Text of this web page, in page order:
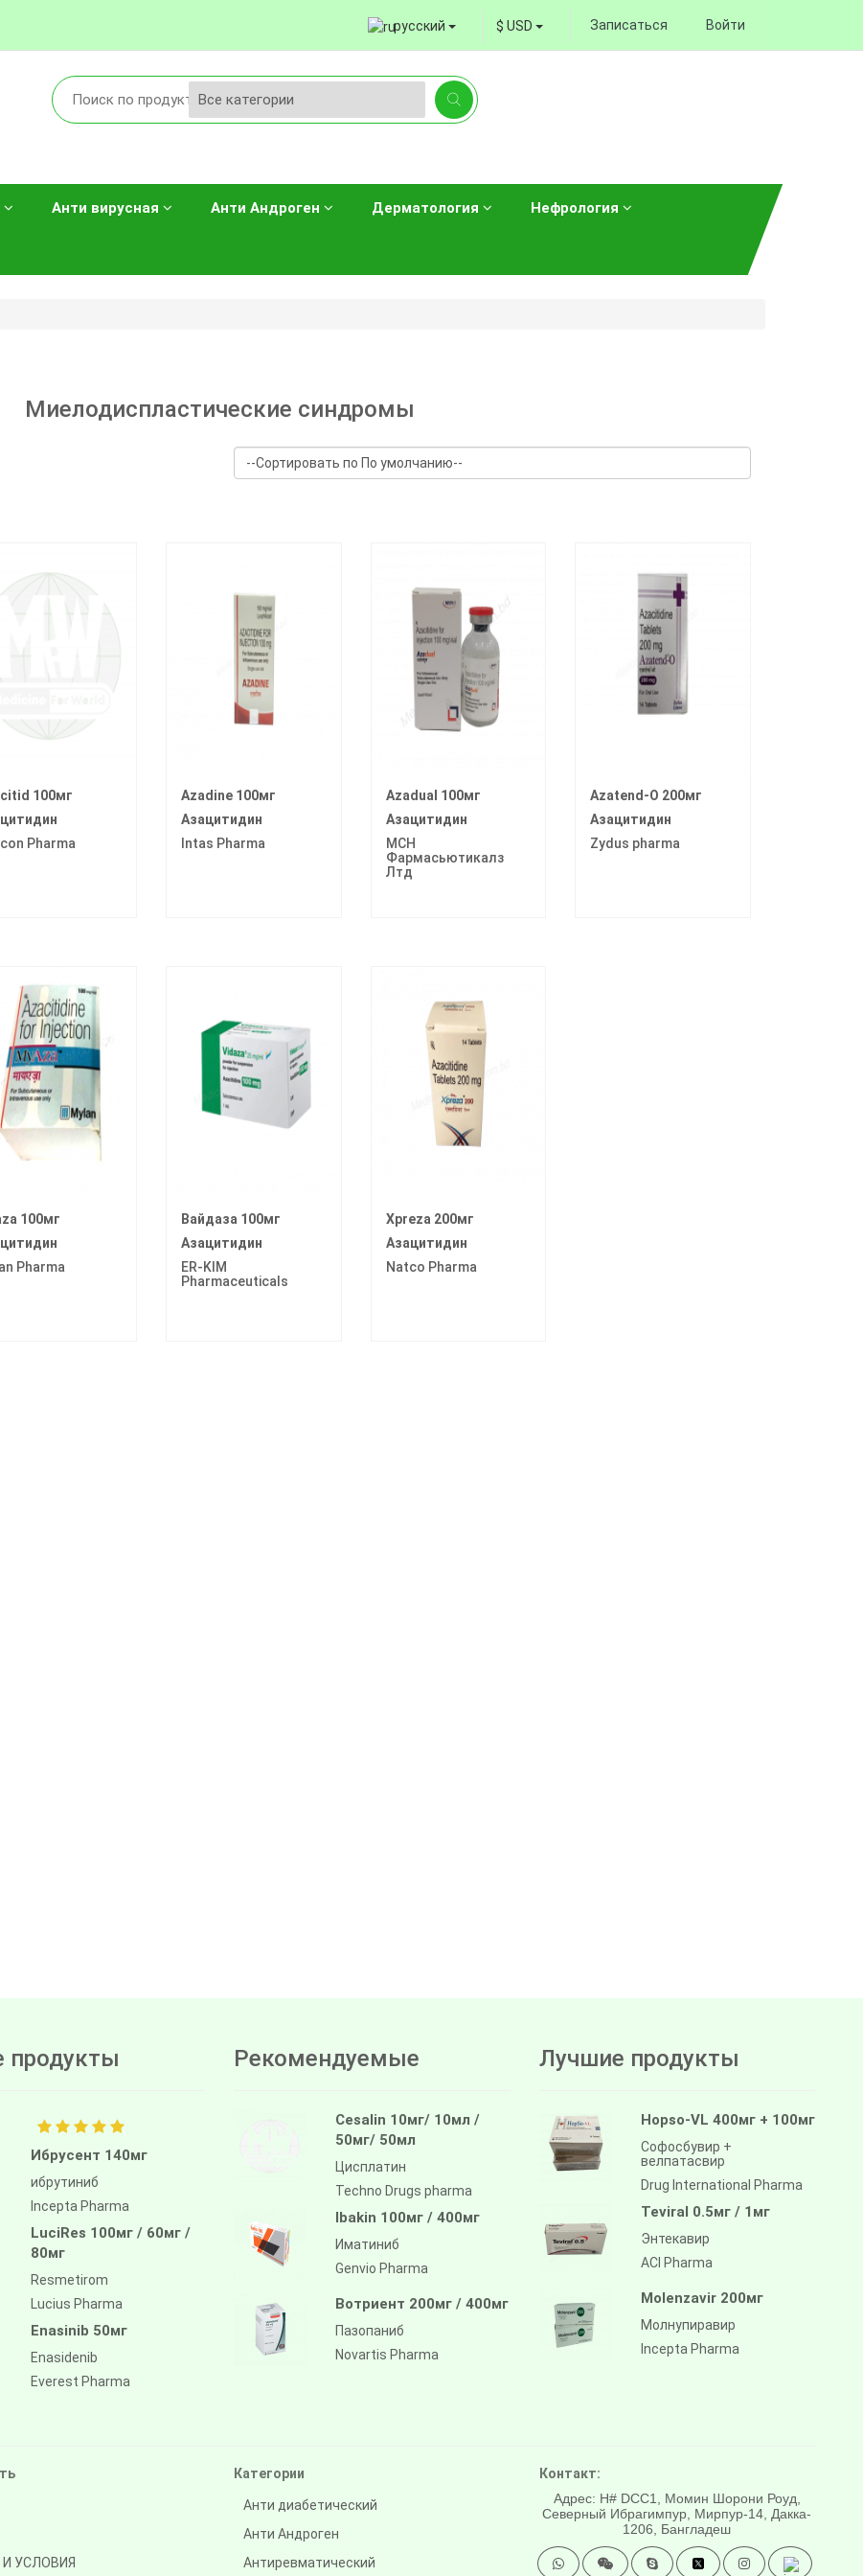
русский $ USD Записаться Войти
Анти вирусная Анти Андроген Дерматология Нефрология
Миелодиспластические синдромы
100мг
Pharma
Azadine 100мг
Азацитидин
Intas Pharma
Azadual 100мг
Азацитидин
МСН
Фармасьютикалз
Лтд
Azatend-O 200мг
Азацитидин
Zydus pharma
100мг
Pharma
Вайдаза 100мг
Азацитидин
ER-KIM
Pharmaceuticals
Xpreza 200мг
Азацитидин
Natco Pharma
продукты
Ибрусент 140мг
ибрутиниб
Incepta Pharma
LuciRes 100мг / 60мг /
80мг
Resmetirom
Lucius Pharma
Enasinib 50мг
Enasidenib
Everest Pharma
Рекомендуемые
Cesalin 10мг/ 10мл /
50мг/ 50мл
Цисплатин
Techno Drugs pharma
Ibakin 100мг / 400мг
Иматиниб
Genvio Pharma
Вотриент 200мг / 400мг
Пазопаниб
Novartis Pharma
Лучшие продукты
Hopso-VL 400мг + 100мг
Софосбувир +
велпатасвир
Drug International Pharma
Teviral 0.5мг / 1мг
Энтекавир
ACI Pharma
Molenzavir 200мг
Молнупиравир
Incepta Pharma
УСЛОВИЯ
Категории
Анти диабетический
Анти Андроген
Антиревматический
Контакт:
Адрес: H# DCC1, Момин Шорони Роуд,
Северный Ибрагимпур, Мирпур-14, Дакка-
1206, Бангладеш